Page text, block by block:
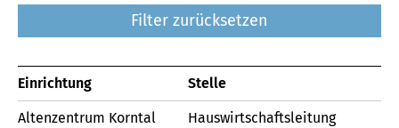
Verwaltung
Ausbildung, Praktikum, Studium
Ehrenamt
Raum Ravensburg
Filter zurücksetzen
Einrichtung Stelle
Altenzentrum Korntal
Hauswirtschaftsleitung